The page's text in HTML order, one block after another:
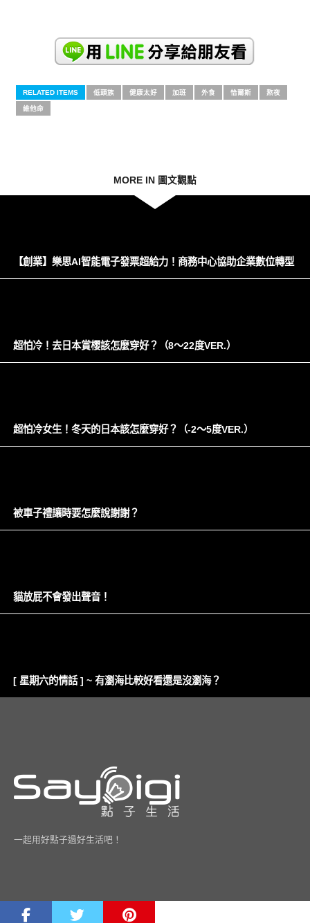
RELATED ITEMS 低頭族 健康太好 加班 外食 恰爾斯 熬夜
維他命
MORE IN 圖文觀點
【創業】樂思AI智能電子發票超給力！商務中心協助企業數位轉型
超怕冷！去日本賞櫻該怎麼穿好？（8～22度VER.）
超怕冷女生！冬天的日本該怎麼穿好？（-2～5度VER.）
被車子禮讓時要怎麼說謝謝？
貓放屁不會發出聲音！
[ 星期六的情話 ] ~ 有瀏海比較好看還是沒瀏海？
一起用好點子過好生活吧！